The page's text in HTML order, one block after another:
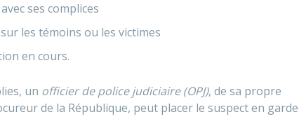
ses complices
les témoins ou les victimes
en cours.
un officier de police judiciaire (OPJ), de sa propre
de la République, peut placer le suspect en garde